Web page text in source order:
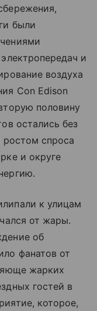
были
и
воздуха
Con Edison
половину
остались без
ростом спроса
и округе
к улицам
от жары.
об
фанатов от
жарких
гостей в
которое,